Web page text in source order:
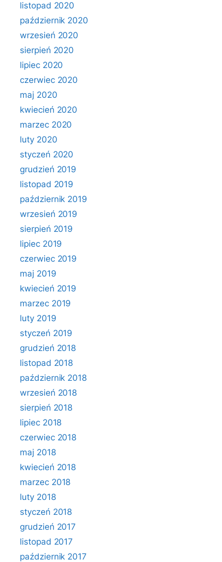
listopad 2020
październik 2020
wrzesień 2020
sierpień 2020
lipiec 2020
czerwiec 2020
maj 2020
kwiecień 2020
marzec 2020
luty 2020
styczeń 2020
grudzień 2019
listopad 2019
październik 2019
wrzesień 2019
sierpień 2019
lipiec 2019
czerwiec 2019
maj 2019
kwiecień 2019
marzec 2019
luty 2019
styczeń 2019
grudzień 2018
listopad 2018
październik 2018
wrzesień 2018
sierpień 2018
lipiec 2018
czerwiec 2018
maj 2018
kwiecień 2018
marzec 2018
luty 2018
styczeń 2018
grudzień 2017
listopad 2017
październik 2017